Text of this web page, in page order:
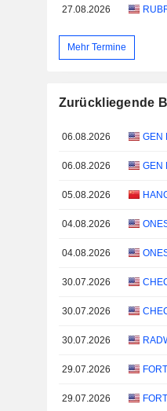
27.08.2026
Mehr Termine
Zurückliegende
06.08.2026 GEN
06.08.2026 GEN
05.08.2026
04.08.2026
04.08.2026
30.07.2026
30.07.2026
30.07.2026
29.07.2026
29.07.2026